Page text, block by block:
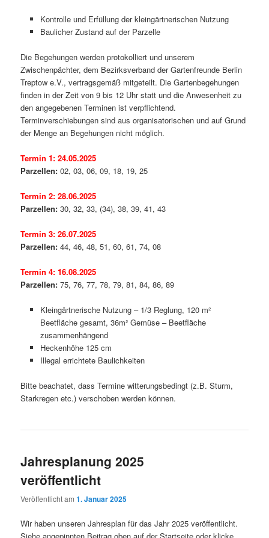
Kontrolle und Erfüllung der kleingärtnerischen Nutzung
Baulicher Zustand auf der Parzelle
Die Begehungen werden protokolliert und unserem
Zwischenpächter, dem Bezirksverband der Gartenfreunde Berlin
Treptow e.V., vertragsgemäß mitgeteilt. Die Gartenbegehungen
finden in der Zeit von 9 bis 12 Uhr statt und die Anwesenheit zu
den angegebenen Terminen ist verpflichtend.
Terminverschiebungen sind aus organisatorischen und auf Grund
der Menge an Begehungen nicht möglich.
Termin 1: 24.05.2025
Parzellen: 02, 03, 06, 09, 18, 19, 25
Termin 2: 28.06.2025
Parzellen: 30, 32, 33, (34), 38, 39, 41, 43
Termin 3:26.07.2025
Parzellen: 44, 46, 48, 51, 60, 61, 74, 08
Termin 4:16.08.2025
Parzellen: 75, 76, 77, 78, 79, 81, 84, 86, 89
Kleingärtnerische Nutzung – 1/3 Reglung, 120 m²
Beetfläche gesamt, 36m² Gemüse – Beetfläche
zusammenhängend
Heckenhöhe 125 cm
Illegal errichtete Baulichkeiten
Bitte beachatet, dass Termine witterungsbedingt (z.B. Sturm,
Starkregen etc.) verschoben werden können.
Jahresplanung 2025
veröffentlicht
Veröffentlicht am1. Januar 2025
Wir haben unseren Jahresplan für das Jahr 2025 veröffentlicht.